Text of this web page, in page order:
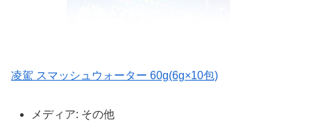
凌駕 スマッシュウォーター 60g(6g×10包)
メディア: その他